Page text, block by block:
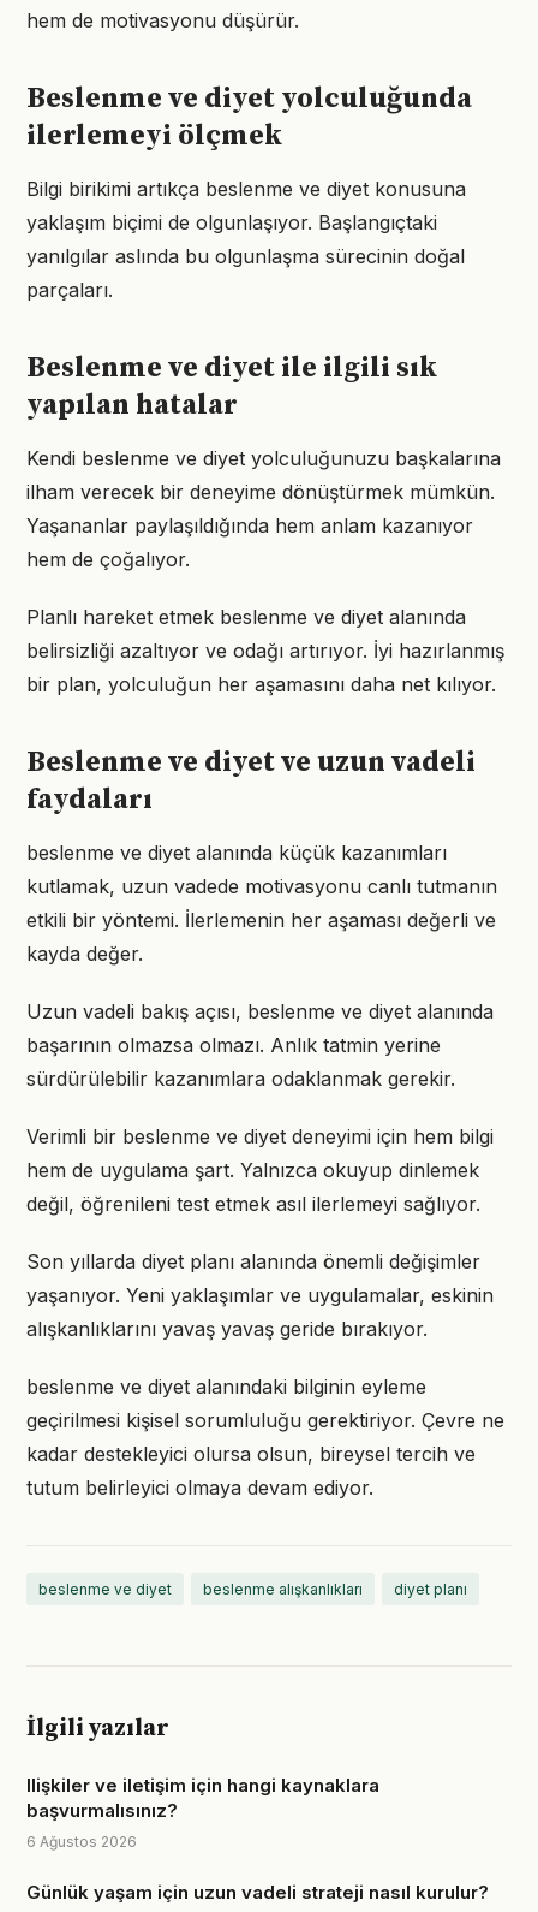
hem de motivasyonu düşürür.
Beslenme ve diyet yolculuğunda
ilerlemeyi ölçmek
Bilgi birikimi artıkça beslenme ve diyet konusuna
yaklaşım biçimi de olgunlaşıyor. Başlangıçtaki
yanılgılar aslında bu olgunlaşma sürecinin doğal
parçaları.
Beslenme ve diyet ile ilgili sık
yapılan hatalar
Kendi beslenme ve diyet yolculuğunuzu başkalarına
ilham verecek bir deneyime dönüştürmek mümkün.
Yaşananlar paylaşıldığında hem anlam kazanıyor
hem de çoğalıyor.
Planlı hareket etmek beslenme ve diyet alanında
belirsizliği azaltıyor ve odağı artırıyor. İyi hazırlanmış
bir plan, yolculuğun her aşamasını daha net kılıyor.
Beslenme ve diyet ve uzun vadeli
faydaları
beslenme ve diyet alanında küçük kazanımları
kutlamak, uzun vadede motivasyonu canlı tutmanın
etkili bir yöntemi. İlerlemenin her aşaması değerli ve
kayda değer.
Uzun vadeli bakış açısı, beslenme ve diyet alanında
başarının olmazsa olmazı. Anlık tatmin yerine
sürdürülebilir kazanımlara odaklanmak gerekir.
Verimli bir beslenme ve diyet deneyimi için hem bilgi
hem de uygulama şart. Yalnızca okuyup dinlemek
değil, öğrenileni test etmek asıl ilerlemeyi sağlıyor.
Son yıllarda diyet planı alanında önemli değişimler
yaşanıyor. Yeni yaklaşımlar ve uygulamalar, eskinin
alışkanlıklarını yavaş yavaş geride bırakıyor.
beslenme ve diyet alanındaki bilginin eyleme
geçirilmesi kişisel sorumluluğu gerektiriyor. Çevre ne
kadar destekleyici olursa olsun, bireysel tercih ve
tutum belirleyici olmaya devam ediyor.
beslenme ve diyet beslenme alışkanlıkları diyet planı
İlgili yazılar
Ilişkiler ve iletişim için hangi kaynaklara
başvurmalısınız?
6 Ağustos 2026
Günlük yaşam için uzun vadeli strateji nasıl kurulur?